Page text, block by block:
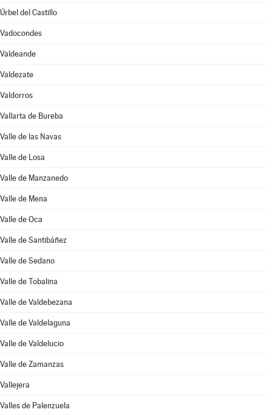
Úrbel del Castillo
Vadocondes
Valdeande
Valdezate
Valdorros
Vallarta de Bureba
Valle de las Navas
Valle de Losa
Valle de Manzanedo
Valle de Mena
Valle de Oca
Valle de Santibáñez
Valle de Sedano
Valle de Tobalina
Valle de Valdebezana
Valle de Valdelaguna
Valle de Valdelucio
Valle de Zamanzas
Vallejera
Valles de Palenzuela